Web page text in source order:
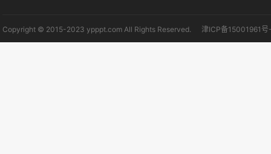
Copyright © 2015-2023 ypppt.com All Rights Reserved. 津ICP备15001961号